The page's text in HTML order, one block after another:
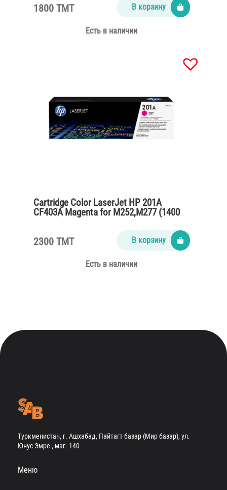
1800 TMT В корзину
Есть в наличии
Cartridge Color LaserJet HP 201A
CF403A Magenta for M252,M277 (1400
2300 TMT В корзину
Есть в наличии
Туркменистан, г. Ашхабад, Пайтагт базар (Мир базар), ул.
Юнус Эмре , маг. 140
Меню